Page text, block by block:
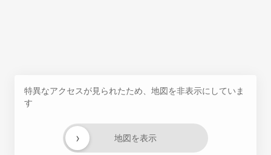
特異なアクセスが見られたため、地図を非表示にしていま
す
地図を表示
›